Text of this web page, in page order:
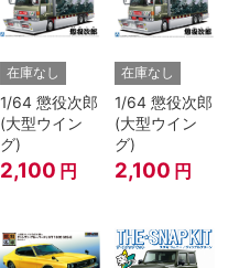
在庫なし
1/64 懲役次郎
(大型ウイン
グ)
2,100 円
在庫なし
1/64 懲役次郎
(大型ウイン
グ)
2,100 円